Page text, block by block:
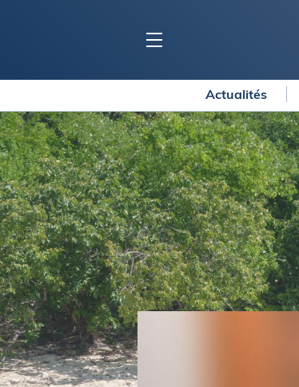
BLOC MARINE
Ports
Carnets de voyage
Dossiers de la rédaction
Collection Bloc Marine
Application Bloc Marine
Règlementation
BATEAUX
Actualités